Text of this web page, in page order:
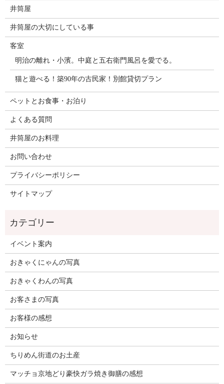
井筒屋
井筒屋の大切にしている事
客室
明治の離れ・小濱。中庭と五右衛門風呂を愛でる。
猫と遊べる！築90年の古民家！別館貸切プラン
ペットとお食事・お泊り
よくある質問
井筒屋のお料理
お問い合わせ
プライバシーポリシー
サイトマップ
イベント案内
おきゃくにゃんの写真
おきゃくわんの写真
お客さまの写真
お客様の感想
お知らせ
ちりめん街道のお土産
マッチョ京地どり豪快ガラ焼き御膳の感想